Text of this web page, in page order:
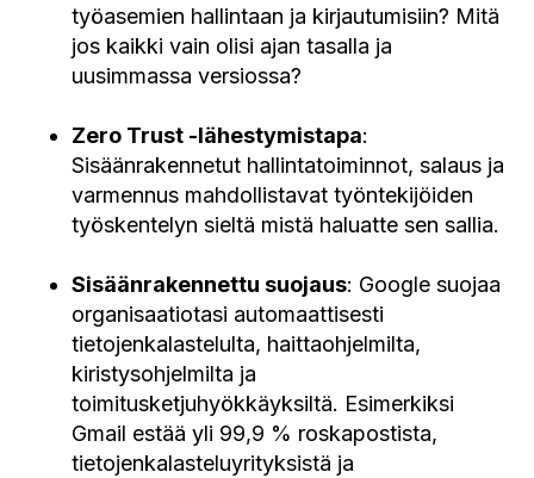
työasemien hallintaan ja kirjautumisiin? Mitä
jos kaikki vain olisi ajan tasalla ja
uusimmassa versiossa?
Zero Trust -lähestymistapa:
Sisäänrakennetut hallintatoiminnot, salaus ja
varmennus mahdollistavat työntekijöiden
työskentelyn sieltä mistä haluatte sen sallia.
Sisäänrakennettu suojaus: Google suojaa
organisaatiotasi automaattisesti
tietojenkalastelulta, haittaohjelmilta,
kiristysohjelmilta ja
toimitusketjuhyökkäyksiltä. Esimerkiksi
Gmail estää yli 99,9 % roskapostista,
tietojenkalasteluyrityksistä ja